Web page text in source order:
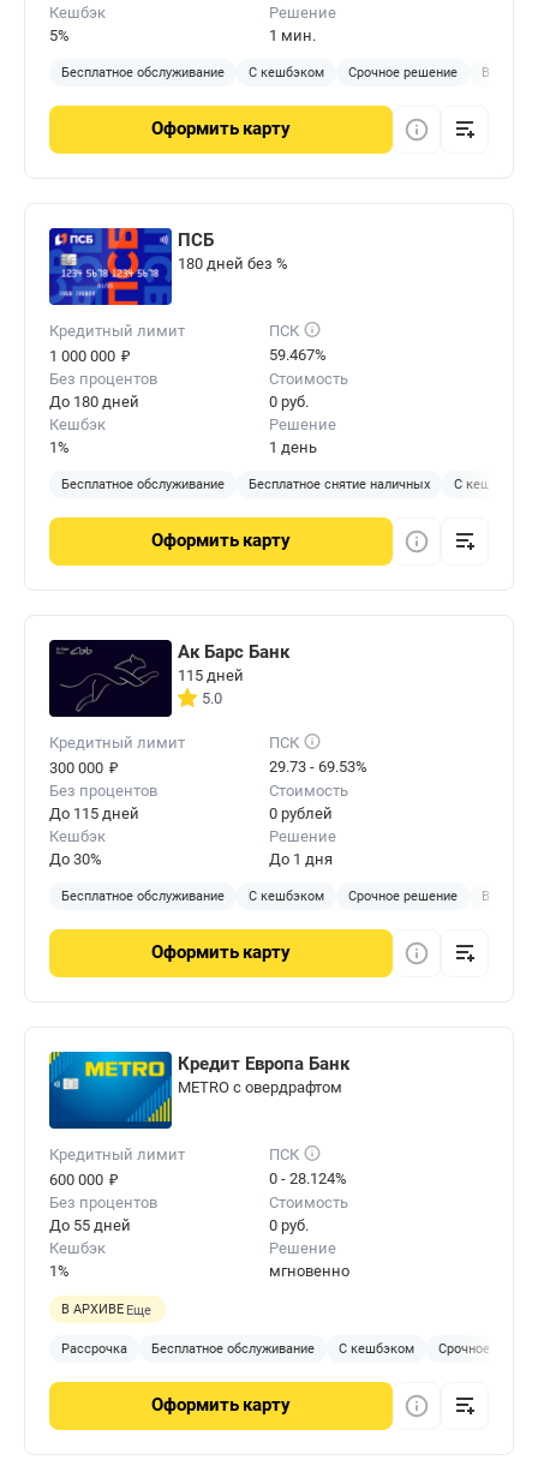
Кешбэк
5%
Решение
1 мин.
Бесплатное обслуживание С кешбэком Срочное решение
Оформить карту
ПСБ
180 дней без %
Кредитный лимит
1 000 000 ₽
ПСК
59.467%
Без процентов
До 180 дней
Стоимость
0 руб.
Кешбэк
1%
Решение
1 день
Бесплатное обслуживание Бесплатное снятие наличных С кешбэком
Оформить карту
Ак Барс Банк
115 дней
5.0
Кредитный лимит
300 000 ₽
ПСК
29.73 - 69.53%
Без процентов
До 115 дней
Стоимость
0 рублей
Кешбэк
До 30%
Решение
До 1 дня
Бесплатное обслуживание С кешбэком Срочное решение В
Оформить карту
Кредит Европа Банк
METRO с овердрафтом
Кредитный лимит
600 000 ₽
ПСК
0 - 28.124%
Без процентов
До 55 дней
Стоимость
0 руб.
Кешбэк
1%
Решение
мгновенно
В АРХИВЕ Еще
Рассрочка Бесплатное обслуживание С кешбэком Срочное
Оформить карту